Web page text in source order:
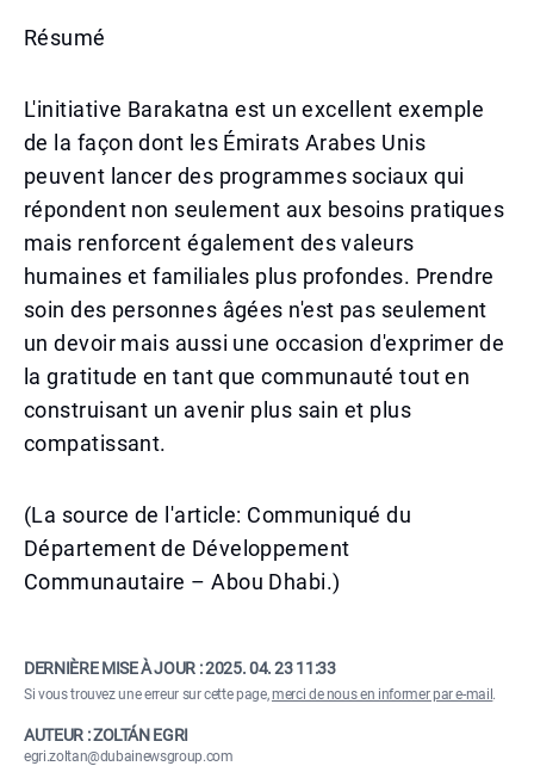
Résumé
L'initiative Barakatna est un excellent exemple
de la façon dont les Émirats Arabes Unis
peuvent lancer des programmes sociaux qui
répondent non seulement aux besoins pratiques
mais renforcent également des valeurs
humaines et familiales plus profondes. Prendre
soin des personnes âgées n'est pas seulement
un devoir mais aussi une occasion d'exprimer de
la gratitude en tant que communauté tout en
construisant un avenir plus sain et plus
compatissant.
(La source de l'article: Communiqué du
Département de Développement
Communautaire – Abou Dhabi.)
DERNIÈRE MISE À JOUR :2025. 04. 23 11:33
Si vous trouvez une erreur sur cette page,merci de nous en informer par e-mail .
AUTEUR : ZOLTÁN EGRI
egri.zoltan@dubainewsgroup.com